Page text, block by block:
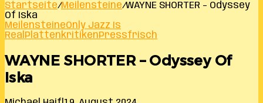
Startseite/Meilensteine/WAYNE SHORTER – Odyssey
Of Iska
MeilensteineOnly Jazz Is
Real PlattenkritikenPressfrisch
WAYNE SHORTER – Odyssey Of
Iska